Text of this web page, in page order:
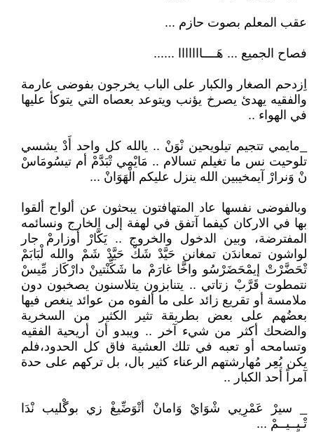
عقب المعلم بصوت حازم ...
فصاح الجميع ... هَــــااااااا ......
اِزدحم الصغار والكبار على الباب يخرجون بفوضى عارمة
والفقيه يهدئ يصرخ يؤنب ويتوعد بعصاه التي يتوكأ عليها
في الهواء ..
_مايمي تتجيم تيلويحين نْوَنْ .. يالله كل واحد أَدْ يشسي
تلوحيت نس ما تغيلم تسالام .. مَايْمِي تْبَدَّمْ أم تيسُومَاسْ
نْ وَنرارْ آيمخيبين الله ينزل عليكم الْهَوَانْ ...
وبالفوضى نفسها عاد المتهافتون يبحثون عن ألواح ألقوا
بها في الاركان كيفما آتفق في لهفة إلى الخارج ونسائمه
المفترضة، وبين الدخول والخروج .. يَكَّارْ أوزارمْ جار
لواشون تمعاندَن تمغانن حَيَّدْ شَكْ حَيَّدْ شَمْ والله لْبَابَمْ
تْحَضَّرْتْ إيمْحَضَرْسُو واخَّا غارَمْ ما شَكِّنْتينْ دارْكَاز مِّيسْ
نتمطوت قَرَّبْ زتاتي .. يتنابزون يتلاسنون يصخبون دون
ملامسة أو تقريع زائد على ما ألفوه من عوائد ينغص فيها
بعضُهم على بعض بطريقة تثير الكثير من السخرية
والضحك أكثر من شيء آخر .. ويبدو أن أريحية الفقيه
وتسامحه أو تعبه في تلك العشية فاق كل الحدود،فلم
يكن يُعِر مُهارشتهم الرعناء كثير بال، بل تركهم على حدة
آمراً أحد الكبار ..
_ سيرْ عَمْرِيي شْوَايْ وَامانْ أتْوَضِّيغْ زي بوگْليب نْدَا
تْـيِــيــمْ ...